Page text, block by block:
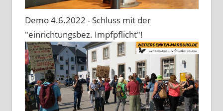
Demo 4.6.2022 - Schluss mit der
"einrichtungsbez. Impfpflicht"!